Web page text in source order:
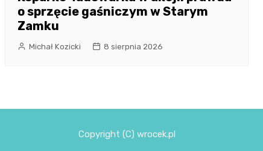
o sprzęcie gaśniczym w Starym
Zamku
Michał Kozicki 8 sierpnia 2026
Copyright (C) wrocek.pl